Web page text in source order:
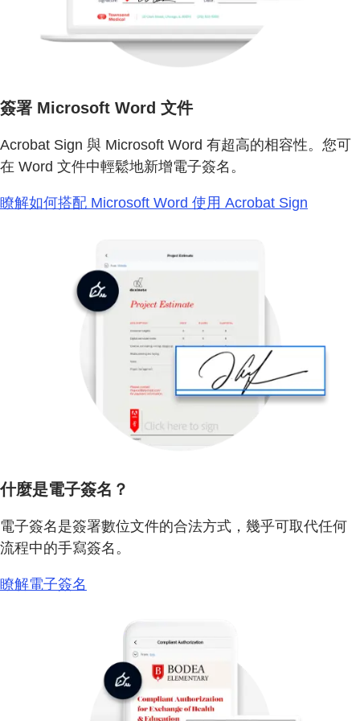
簽署 Microsoft Word 文件
Acrobat Sign 與 Microsoft Word 有超高的相容性。您可
在 Word 文件中輕鬆地新增電子簽名。
瞭解如何搭配 Microsoft Word 使用 Acrobat Sign
什麼是電子簽名？
電子簽名是簽署數位文件的合法方式，幾乎可取代任何
流程中的手寫簽名。
瞭解電子簽名